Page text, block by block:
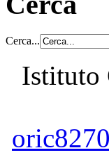
Cerca...
Istituto